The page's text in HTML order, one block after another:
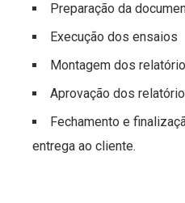
Preparação da
Execução dos ensaios
Montagem dos
Aprovação dos
Fechamento e
entrega ao cliente.